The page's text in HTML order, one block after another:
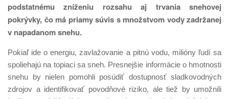
podstatnému zníženiu rozsahu aj trvania snehovej
pokrývky, čo má priamy súvis s množstvom vody zadržanej
v napadanom snehu.
Pokiaľ ide o energiu, zavlažovanie a pitnú vodu, milióny ľudí sa
spoliehajú na topiaci sa sneh. Presnejšie informácie o hmotnosti
snehu by nielen pomohli posúdiť dostupnosť sladkovodných
zdrojov a identifikovať povodňové riziko, ale tiež by umožnili